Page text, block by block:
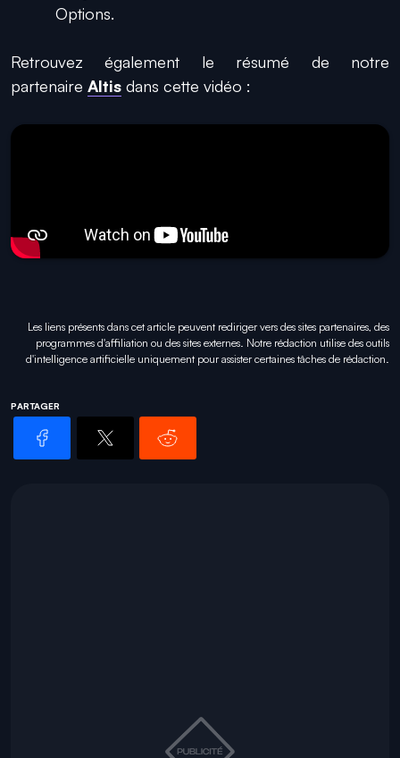
Options.
Retrouvez également le résumé de notre
partenaire Altis dans cette vidéo :
Les liens présents dans cet article peuvent rediriger vers des sites partenaires, des
programmes d'affiliation ou des sites externes. Notre rédaction utilise des outils
d'intelligence artificielle uniquement pourassister certaines tâches de rédaction.
PARTAGER